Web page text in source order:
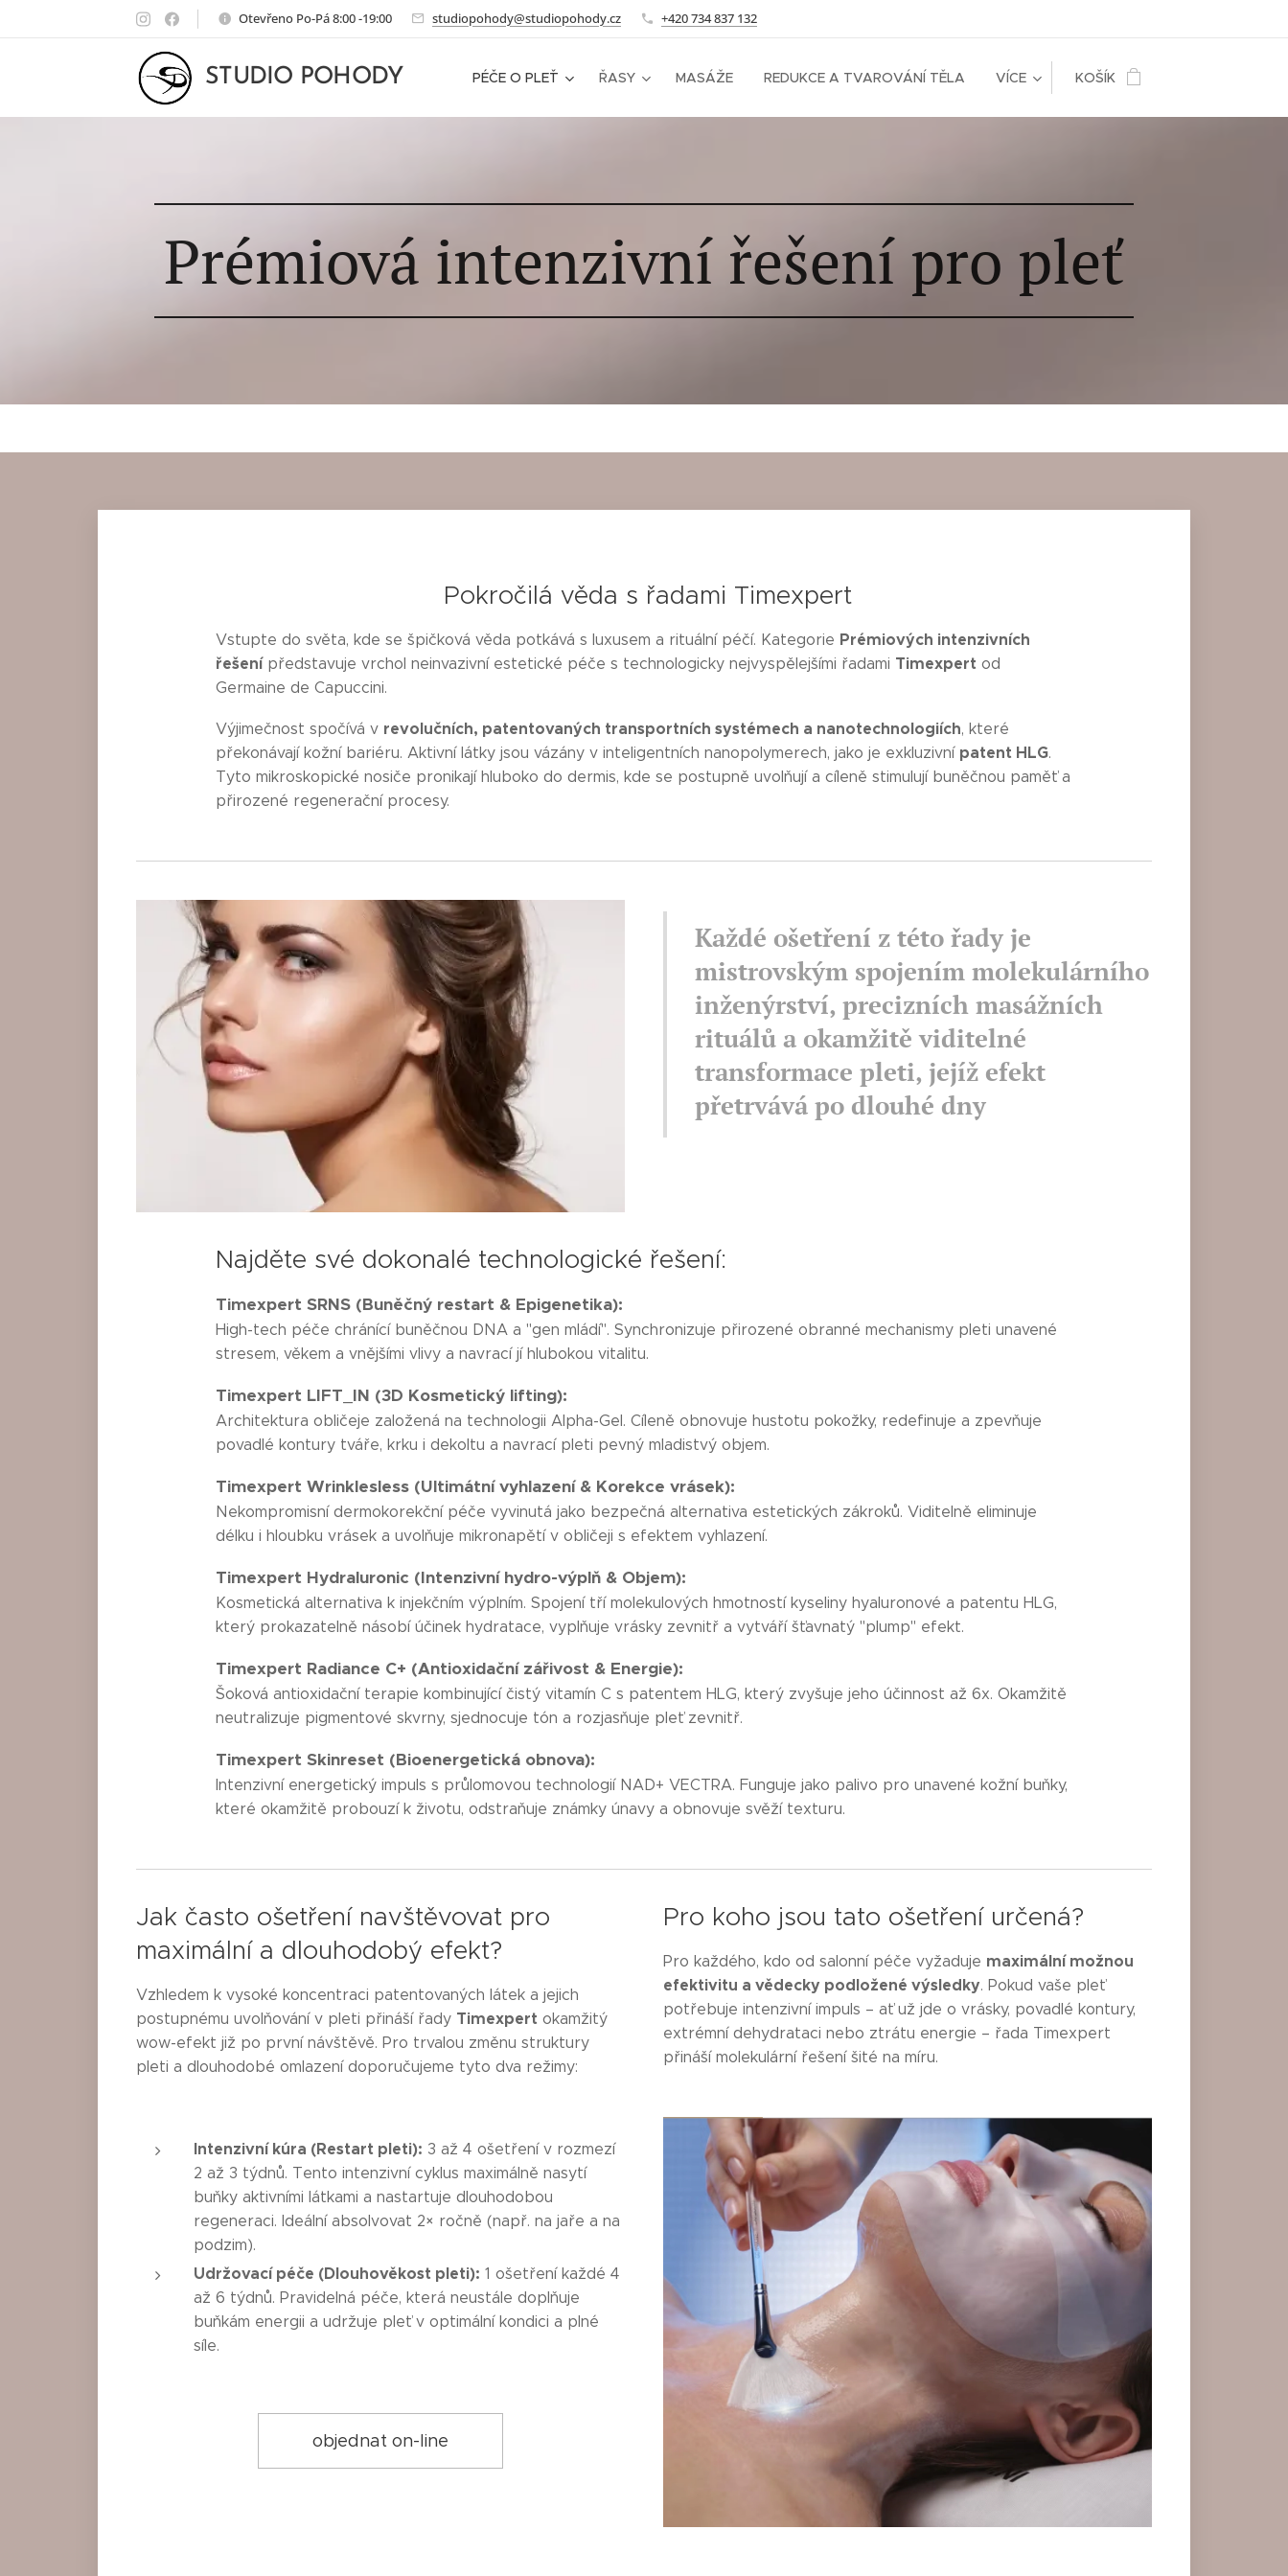
Otevřeno Po-Pá 8:00 -19:00 studiopohody@studiopohody.cz +420 734 837 132
STUDIO POHODY PÉČE O PLEŤ ŘASY MASÁŽE REDUKCE A TVAROVÁNÍ TĚLA VÍCE KOŠÍK
Prémiová intenzivní řešení pro pleť
Pokročilá věda s řadami Timexpert
Vstupte do světa, kde se špičková věda potkává s luxusem a rituální péčí. Kategorie Prémiových intenzivních
řešenípředstavuje vrchol neinvazivní estetické péče s technologicky nejvyspělejšími řadami Timexpert od
Germaine de Capuccini.
Výjimečnost spočívá v revolučních, patentovaných transportních systémech a nanotechnologiích, které
překonávají kožní bariéru. Aktivní látky jsou vázány v inteligentních nanopolymerech, jako je exkluzivní patent HLG.
Tyto mikroskopické nosiče pronikají hluboko do dermis, kde se postupně uvolňují a cíleně stimulují buněčnou paměť a
přirozené regenerační procesy.
Každé ošetření z této řady je
mistrovským spojením molekulárního
inženýrství, precizních masážních
rituálů a okamžitě viditelné
transformace pleti, jejíž efekt
přetrvává po dlouhé dny
Najděte své dokonalé technologické řešení:
Timexpert SRNS (Buněčný restart & Epigenetika):
High-tech péče chránící buněčnou DNA a "gen mládí". Synchronizuje přirozené obranné mechanismy pleti unavené
stresem, věkem a vnějšími vlivy a navrací jí hlubokou vitalitu.
Timexpert LIFT_IN (3D Kosmetický lifting):
Architektura obličeje založená na technologii Alpha-Gel. Cíleně obnovuje hustotu pokožky, redefinuje a zpevňuje
povadlé kontury tváře, krku i dekoltu a navrací pleti pevný mladistvý objem.
Timexpert Wrinklesless (Ultimátní vyhlazení & Korekce vrásek):
Nekompromisní dermokorekční péče vyvinutá jako bezpečná alternativa estetických zákroků. Viditelně eliminuje
délku i hloubku vrásek a uvolňuje mikronapětí v obličeji s efektem vyhlazení.
Timexpert Hydraluronic (Intenzivní hydro-výplň & Objem):
Kosmetická alternativa k injekčním výplním. Spojení tří molekulových hmotností kyseliny hyaluronové a patentu HLG,
který prokazatelně násobí účinek hydratace, vyplňuje vrásky zevnitř a vytváří šťavnatý "plump" efekt.
Timexpert Radiance C+ (Antioxidační zářivost & Energie):
Šoková antioxidační terapie kombinující čistý vitamín C s patentem HLG, který zvyšuje jeho účinnost až 6x. Okamžitě
neutralizuje pigmentové skvrny, sjednocuje tón a rozjasňuje pleť zevnitř.
Timexpert Skinreset (Bioenergetická obnova):
Intenzivní energetický impuls s průlomovou technologií NAD+ VECTRA. Funguje jako palivo pro unavené kožní buňky,
které okamžitě probouzí k životu, odstraňuje známky únavy a obnovuje svěží texturu.
Jak často ošetření navštěvovat pro
maximální a dlouhodobý efekt?
Vzhledem k vysoké koncentraci patentovaných látek a jejich
postupnému uvolňování v pleti přináší řady Timexpert okamžitý
wow-efekt již po první návštěvě. Pro trvalou změnu struktury
pleti a dlouhodobé omlazení doporučujeme tyto dva režimy:
Intenzivní kúra (Restart pleti): 3 až 4 ošetření v rozmezí
2 až 3 týdnů. Tento intenzivní cyklus maximálně nasytí
buňky aktivními látkami a nastartuje dlouhodobou
regeneraci. Ideální absolvovat 2× ročně (např. na jaře a na
podzim).
Udržovací péče (Dlouhověkost pleti): 1 ošetření každé 4
až 6 týdnů. Pravidelná péče, která neustále doplňuje
buňkám energii a udržuje pleť v optimální kondici a plné
síle.
objednat on-line
Pro koho jsou tato ošetření určená?
Pro každého, kdo od salonní péče vyžaduje maximální možnou
efektivitu a vědecky podložené výsledky. Pokud vaše pleť
potřebuje intenzivní impuls – ať už jde o vrásky, povadlé kontury,
extrémní dehydrataci nebo ztrátu energie – řada Timexpert
přináší molekulární řešení šité na míru.